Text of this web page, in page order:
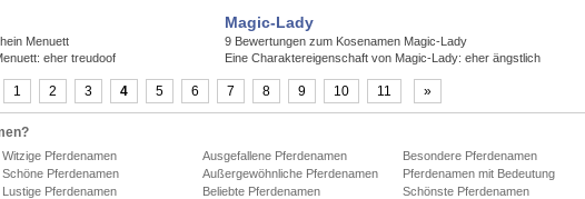
Menuett
eher treudoof
Magic-Lady
9 Bewertungen zum Kosenamen Magic-Lady
Eine Charaktereigenschaft von Magic-Lady: eher ängstlich
1 2 3 4 5 6 7 8 9 10 11 »
Witzige Pferdenamen Ausgefallene Pferdenamen
Besondere Pferdenamen
Schöne Pferdenamen Außergewöhnliche Pferdenamen
Pferdenamen mit Bedeutung
Lustige Pferdenamen Beliebte Pferdenamen Schönste Pferdenamen